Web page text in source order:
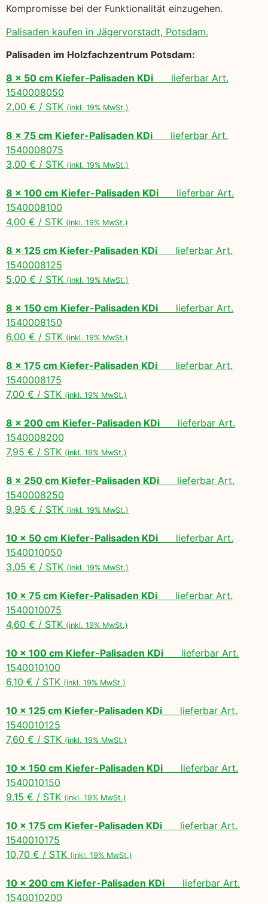
Kompromisse bei der Funktionalität einzugehen.
Palisaden kaufen in Jägervorstadt, Potsdam.
Palisaden im Holzfachzentrum Potsdam:
8 x 50 cm Kiefer-Palisaden KDi lieferbar Art.
1540008050
2,00 € / STK (inkl. 19% MwSt.)
8 x 75 cm Kiefer-Palisaden KDi lieferbar Art.
1540008075
3,00 € / STK (inkl. 19% MwSt.)
8 x 100 cm Kiefer-Palisaden KDi lieferbar Art.
1540008100
4,00 € / STK (inkl. 19% MwSt.)
8 x 125 cm Kiefer-Palisaden KDi lieferbar Art.
1540008125
5,00 € / STK (inkl. 19% MwSt.)
8 x 150 cm Kiefer-Palisaden KDi lieferbar Art.
1540008150
6,00 € / STK (inkl. 19% MwSt.)
8 x 175 cm Kiefer-Palisaden KDi lieferbar Art.
1540008175
7,00 € / STK (inkl. 19% MwSt.)
8 x 200 cm Kiefer-Palisaden KDi lieferbar Art.
1540008200
7,95 € / STK (inkl. 19% MwSt.)
8 x 250 cm Kiefer-Palisaden KDi lieferbar Art.
1540008250
9,95 € / STK (inkl. 19% MwSt.)
10 x 50 cm Kiefer-Palisaden KDi lieferbar Art.
1540010050
3,05 € / STK (inkl. 19% MwSt.)
10 x 75 cm Kiefer-Palisaden KDi lieferbar Art.
1540010075
4,60 € / STK (inkl. 19% MwSt.)
10 x 100 cm Kiefer-Palisaden KDi lieferbar Art.
1540010100
6,10 € / STK (inkl. 19% MwSt.)
10 x 125 cm Kiefer-Palisaden KDi lieferbar Art.
1540010125
7,60 € / STK (inkl. 19% MwSt.)
10 x 150 cm Kiefer-Palisaden KDi lieferbar Art.
1540010150
9,15 € / STK (inkl. 19% MwSt.)
10 x 175 cm Kiefer-Palisaden KDi lieferbar Art.
1540010175
10,70 € / STK (inkl. 19% MwSt.)
10 x 200 cm Kiefer-Palisaden KDi lieferbar Art.
1540010200